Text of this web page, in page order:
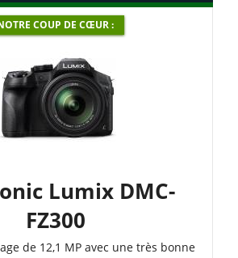
COUP DE CŒUR :
Lumix DMC-
FZ300
de 12,1 MP avec une très bonne